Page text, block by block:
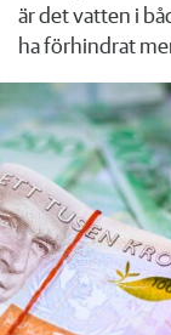
är det vatten i
ha förhindrat